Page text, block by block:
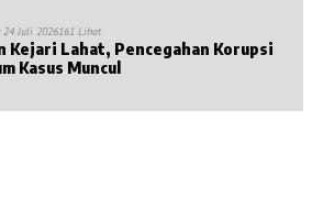
24 Juli 2026161 Lihat
Kejari Lahat, Pencegahan Korupsi
Kasus Muncul